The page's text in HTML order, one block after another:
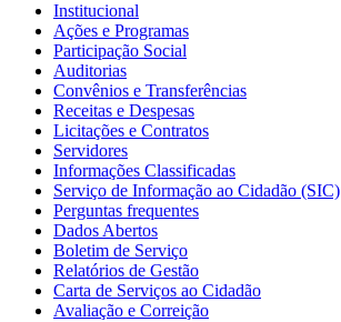
Institucional
Ações e Programas
Participação Social
Auditorias
Convênios e Transferências
Receitas e Despesas
Licitações e Contratos
Servidores
Informações Classificadas
Serviço de Informação ao Cidadão (SIC)
Perguntas frequentes
Dados Abertos
Boletim de Serviço
Relatórios de Gestão
Carta de Serviços ao Cidadão
Avaliação e Correição